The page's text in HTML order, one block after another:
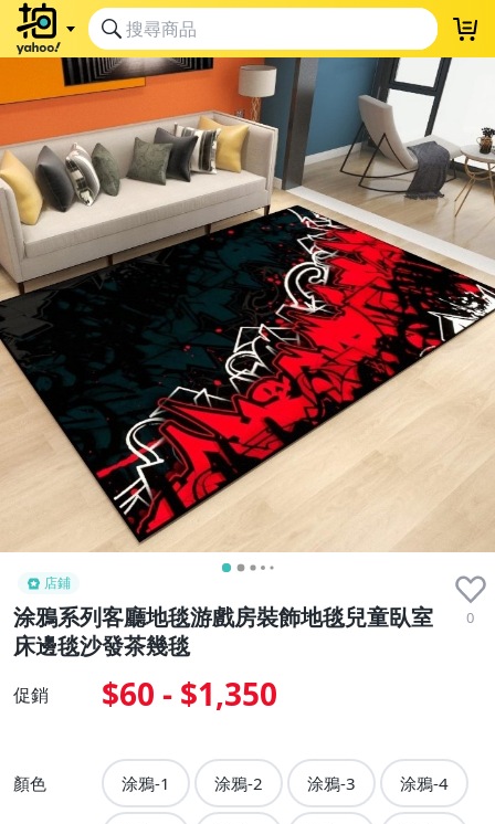
店鋪
涂鴉系列客廳地毯游戲房裝飾地毯兒童臥室
床邊毯沙發茶幾毯
0
促銷 $60 - $1,350
顏色 涂鴉-1 涂鴉-2 涂鴉-3 涂鴉-4